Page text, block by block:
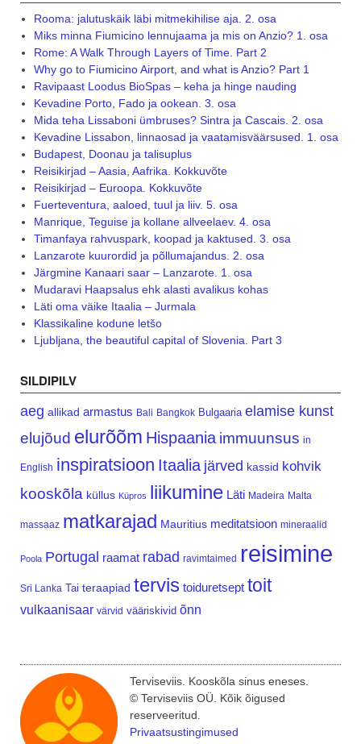
Rooma: jalutuskäik läbi mitmekihilise aja. 2. osa
Miks minna Fiumicino lennujaama ja mis on Anzio? 1. osa
Rome: A Walk Through Layers of Time. Part 2
Why go to Fiumicino Airport, and what is Anzio? Part 1
Ravipaast Loodus BioSpas – keha ja hinge nauding
Kevadine Porto, Fado ja ookean. 3. osa
Mida teha Lissaboni ümbruses? Sintra ja Cascais. 2. osa
Kevadine Lissabon, linnaosad ja vaatamisväärsused. 1. osa
Budapest, Doonau ja talisuplus
Reisikirjad – Aasia, Aafrika. Kokkuvõte
Reisikirjad – Euroopa. Kokkuvõte
Fuerteventura, aaloed, tuul ja liiv. 5. osa
Manrique, Teguise ja kollane allveelaev. 4. osa
Timanfaya rahvuspark, koopad ja kaktused. 3. osa
Lanzarote kuurordid ja põllumajandus. 2. osa
Järgmine Kanaari saar – Lanzarote. 1. osa
Mudaravi Haapsalus ehk alasti avalikus kohas
Läti oma väike Itaalia – Jurmala
Klassikaline kodune letšo
Ljubljana, the beautiful capital of Slovenia. Part 3
SILDIPILV
aeg allikad armastus Bali Bangkok Bulgaaria elamise kunst
elujõud elurõõm Hispaania immuunsus in
English inspiratsioon Itaalia järved kassid kohvik
kooskõla küllus Küpros liikumine Läti Madeira Malta
massaaz matkarajad Mauritius meditatsioon mineraalid
Poola Portugal raamat rabad ravimtaimed reisimine
Sri Lanka Tai teraapiad tervis toiduretsept toit
vulkaanisaar värvid vääriskivid õnn
Terviseviis. Kooskõla sinus eneses.
© Terviseviis OÜ. Kõik õigused
reserveeritud.
Privaatsustingimused